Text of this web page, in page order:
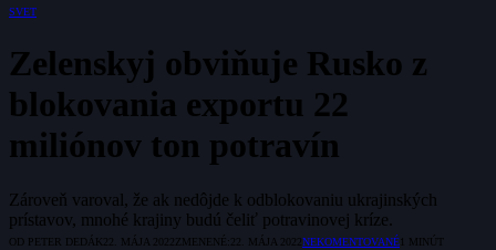
SVET
Zelenskyj obviňuje Rusko z
blokovania exportu 22
miliónov ton potravín
Zároveň varoval, že ak nedôjde k odblokovaniu ukrajinských
prístavov, mnohé krajiny budú čeliť potravinovej kríze.
OD PETER DEDÁK 22. MÁJA 2022 ZMENENÉ: 22. MÁJA 2022 NEKOMENTOVANÉ1 MINÚT